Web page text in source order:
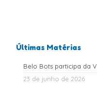
Últimas Matérias
Belo Bots participa da
23 de junho de 2026